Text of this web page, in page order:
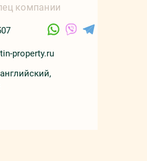
компании
property.ru